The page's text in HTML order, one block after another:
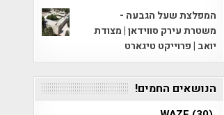
המפלצת שעל הגבעה -
משטרת עירק סווידאן | מצודת
יואב | פרוייקט טיגארט
הנושאים החמים!